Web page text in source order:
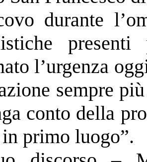
durante
l’urgenza
sempre
conto della
primo luogo”.